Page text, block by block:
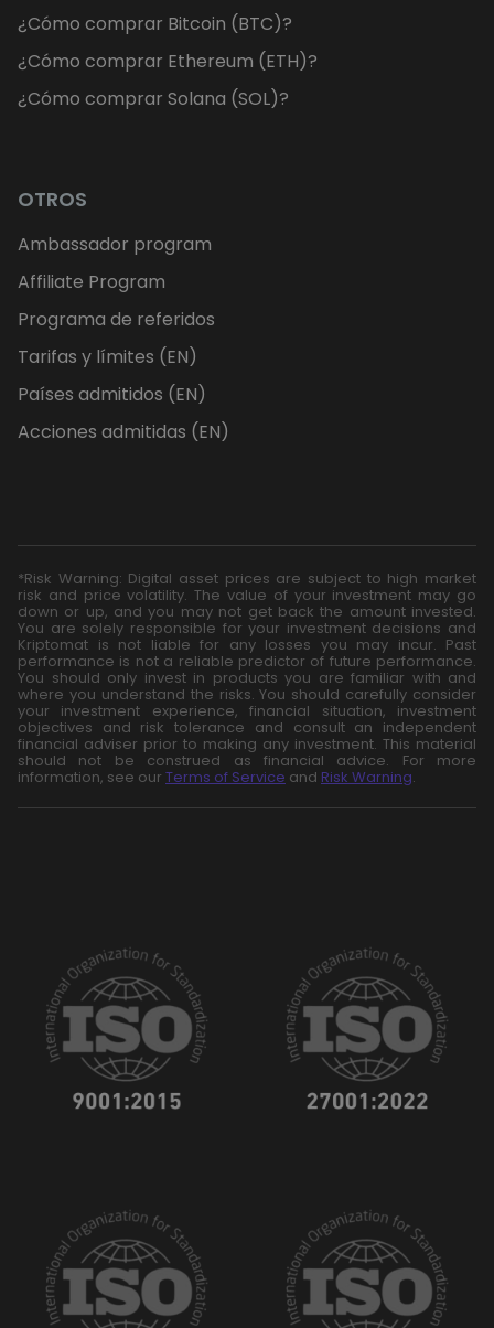
¿Cómo comprar Bitcoin (BTC)?
¿Cómo comprar Ethereum (ETH)?
¿Cómo comprar Solana (SOL)?
OTROS
Ambassador program
Affiliate Program
Programa de referidos
Tarifas y límites (EN)
Países admitidos (EN)
Acciones admitidas (EN)
*Risk Warning: Digital asset prices are subject to high market
risk and price volatility. The value of your investment may go
down or up, and you may not get back the amount invested.
You are solely responsible for your investment decisions and
Kriptomat is not liable for any losses you may incur. Past
performance is not a reliable predictor of future performance.
You should only invest in products you are familiar with and
where you understand the risks. You should carefully consider
your investment experience, financial situation, investment
objectives and risk tolerance and consult an independent
financial adviser prior to making any investment. This material
should not be construed as financial advice. For more
information, see our Terms of Service and Risk Warning.